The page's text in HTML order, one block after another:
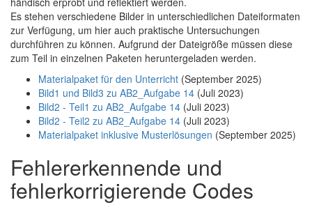
Es stehen verschiedene Bilder in unterschiedlichen Dateiformaten
zur Verfügung, um hier auch praktische Untersuchungen
durchführen zu können. Aufgrund der Dateigröße müssen diese
zum Teil in einzelnen Paketen heruntergeladen werden.
Materialpaket für den Unterricht (September 2025)
Bild1 und Bild3 zu AB2_Aufgabe 14 (Juli 2023)
Bild2 - Teil1 zu AB2_Aufgabe 14 (Juli 2023)
Bild2 - Teil2 zu AB2_Aufgabe 14 (Juli 2023)
Materialpaket inklusive Musterlösungen (September 2025)
Fehlererkennende und
fehlerkorrigierende Codes